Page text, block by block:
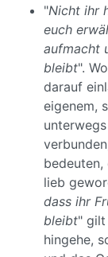
"Nicht ihr
euch
aufmacht
bleibt".
darauf
eigenem,
bedeuten,
lieb
dass ihr
bleibt"
hingehe,